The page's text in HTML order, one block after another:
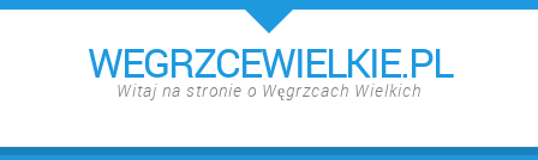
WEGRZCEWIELKIE.PL
Witaj na stronie o Węgrzcach Wielkich